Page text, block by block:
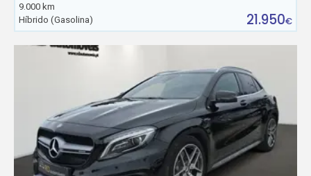
9.000 km
Híbrido (Gasolina)
21.950€